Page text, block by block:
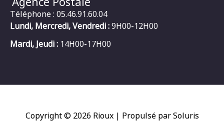
Téléphone : 05.46.91.60.04
Lundi, Mercredi, Vendredi :9H00-12H00
Mardi, Jeudi : 14H00-17H00
Copyright © 2026 Rioux| Propulsé par Soluris